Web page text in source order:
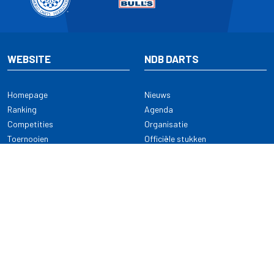
WEBSITE
Homepage
Ranking
Competities
Toernooien
NDB DARTS
Nieuws
Agenda
Organisatie
Officiële stukken